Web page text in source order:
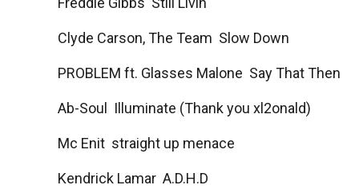
Clyde Carson, The Team  Slow Down
PROBLEM ft. Glasses Malone  Say That Then
Ab-Soul  Illuminate (Thank you xl2onald)
Mc Enit  straight up menace
Kendrick Lamar  A.D.H.D